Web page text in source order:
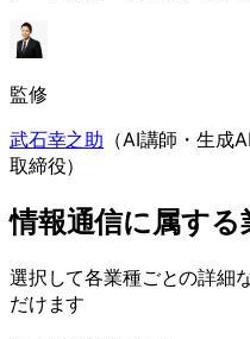
監修
武石幸之助 （AI講師・生成
取締役）
情報通信に属する
選択して各業種ごとの詳細
だけます